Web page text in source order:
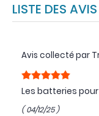
LISTE DES AVIS
Avis collecté par
Les batteries
( 04/12/25 )